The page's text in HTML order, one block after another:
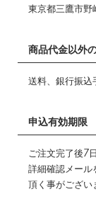
東京都三鷹市
商品代金以外
送料、銀行振込
申込有効期限
ご注文完了後7
詳細確認メール
頂く事がござい